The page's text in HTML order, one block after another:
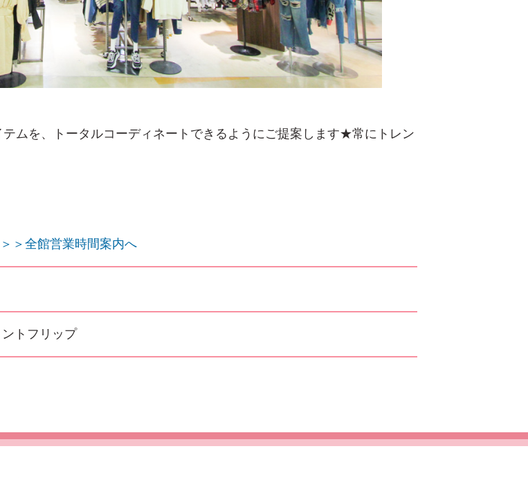
ムを、トータルコーディネートできるようにご提案します★常にトレン
＞＞全館営業時間案内へ
トフリップ